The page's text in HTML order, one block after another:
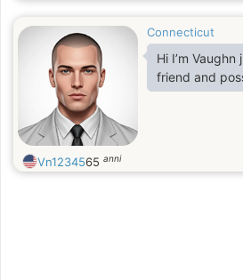
Connecticut
Hi I’m
friend and
Vn1234565 anni